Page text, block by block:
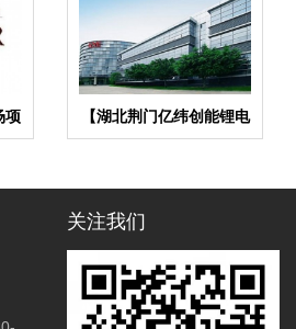
项
【湖北荆门亿纬创能锂电
池BM项目】弹簧减震器
关注我们